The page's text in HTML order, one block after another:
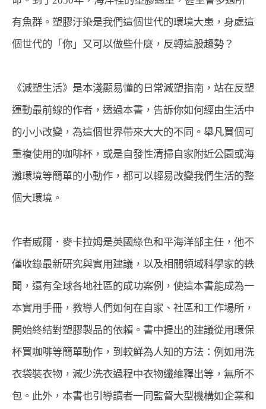
有魚群。塑膠汙染是我們這個世代的環境大患，身處這
個世代的「你」又可以做些什麼，反轉這股趨勢？
《減塑生活》是本淺顯易懂的日常減塑指南，站在反塑
運動最前線的作者，透過本書，告訴你如何經由生活中
的小小改變，為這個世界帶來大大的不同。舉凡買個可
重複使用的咖啡杯，或是自發性清掃自家附近公園或海
灘環境等簡單的小動作，都可以輕易改變我們生活的整
個大環境。
作者威爾．麥卡拉姆是英國綠色和平海洋部主任，他不
僅收錄最新研究與實用建議，以及相關領域科學家的軼
聞，還有全球各地社區的成功案例，使這本書能成為一
本實用手冊，教導人們如何在自家、社區和工作場所，
開始終結對塑膠製品的依賴。書中提出的建議從用環保
杯買咖啡等簡單動作，到較鮮為人知的方法：例如用洗
衣袋裝衣物，減少洗衣過程中衣物纖維釋出等，無所不
包。此外，本書也引導讀者一同監督大型機構如企業和